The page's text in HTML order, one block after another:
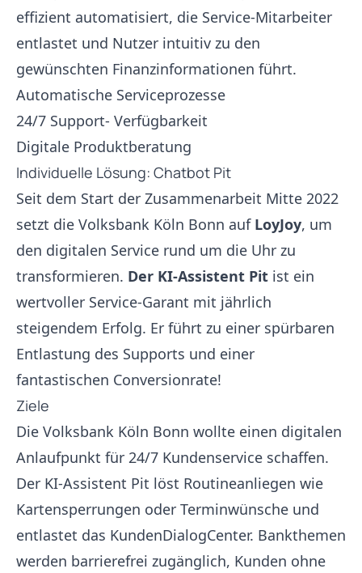
effizient automatisiert, die Service-Mitarbeiter
entlastet und Nutzer intuitiv zu den
gewünschten Finanzinformationen führt.
Automatische Serviceprozesse
24/7 Support- Verfügbarkeit
Digitale Produktberatung
Individuelle Lösung: Chatbot Pit
Seit dem Start der Zusammenarbeit Mitte 2022
setzt die Volksbank Köln Bonn auf LoyJoy, um
den digitalen Service rund um die Uhr zu
transformieren. Der KI-Assistent Pit ist ein
wertvoller Service-Garant mit jährlich
steigendem Erfolg. Er führt zu einer spürbaren
Entlastung des Supports und einer
fantastischen Conversionrate!
Ziele
Die Volksbank Köln Bonn wollte einen digitalen
Anlaufpunkt für 24/7 Kundenservice schaffen.
Der KI-Assistent Pit löst Routineanliegen wie
Kartensperrungen oder Terminwünsche und
entlastet das KundenDialogCenter. Bankthemen
werden barrierefrei zugänglich, Kunden ohne